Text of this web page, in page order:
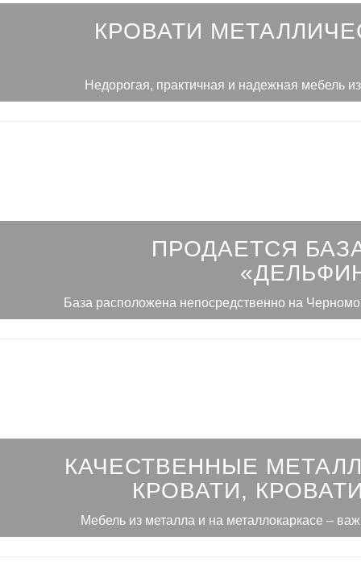
КРОВАТИ
Недорогая, практичная и надежная мебель
ПРОДАЕТСЯ
База расположена непосредственно на
КАЧЕСТВЕННЫЕ
КРОВАТИ,
Мебель из металла и на металлокаркасе –